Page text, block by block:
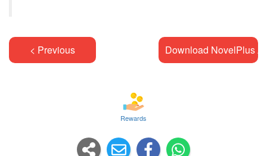
< Previous Download NovelPlus
Rewards